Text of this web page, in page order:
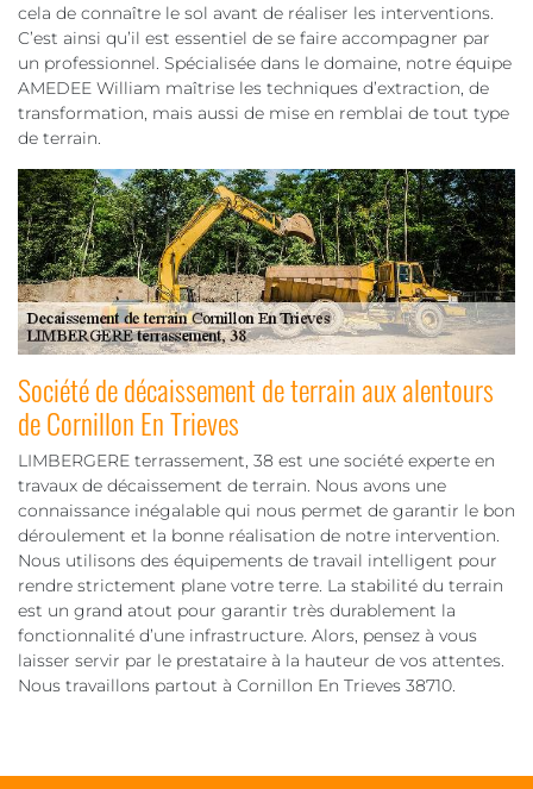
cela de connaître le sol avant de réaliser les interventions.
C’est ainsi qu’il est essentiel de se faire accompagner par
un professionnel. Spécialisée dans le domaine, notre équipe
AMEDEE William maîtrise les techniques d’extraction, de
transformation, mais aussi de mise en remblai de tout type
de terrain.
Société de décaissement de terrain aux alentours
de Cornillon En Trieves
LIMBERGERE terrassement, 38 est une société experte en
travaux de décaissement de terrain. Nous avons une
connaissance inégalable qui nous permet de garantir le bon
déroulement et la bonne réalisation de notre intervention.
Nous utilisons des équipements de travail intelligent pour
rendre strictement plane votre terre. La stabilité du terrain
est un grand atout pour garantir très durablement la
fonctionnalité d’une infrastructure. Alors, pensez à vous
laisser servir par le prestataire à la hauteur de vos attentes.
Nous travaillons partout à Cornillon En Trieves 38710.